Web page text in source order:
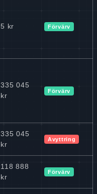
5 kr Förvärv
335 045
kr
Förvärv
335 045
kr
Avyttring
118 888
kr
Förvärv